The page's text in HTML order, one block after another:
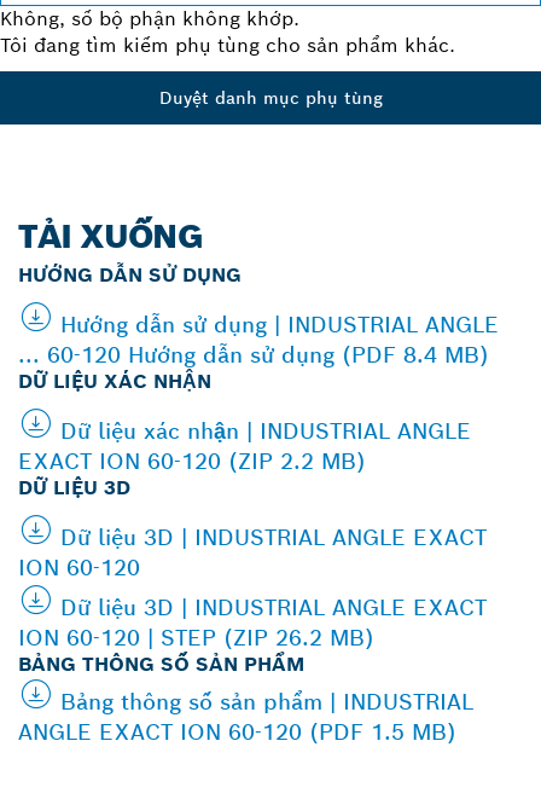
Không, số bộ phận không khớp.
Tôi đang tìm kiếm phụ tùng cho sản phẩm khác.
Duyệt danh mục phụ tùng
TẢI XUỐNG
HƯỚNG DẪN SỬ DỤNG
Hướng dẫn sử dụng | INDUSTRIAL ANGLE
... 60-120 Hướng dẫn sử dụng (PDF 8.4 MB)
DỮ LIỆU XÁC NHẬN
Dữ liệu xác nhận | INDUSTRIAL ANGLE
EXACT ION 60-120 (ZIP 2.2 MB)
DỮ LIỆU 3D
Dữ liệu 3D | INDUSTRIAL ANGLE EXACT
ION 60-120
Dữ liệu 3D | INDUSTRIAL ANGLE EXACT
ION 60-120 | STEP (ZIP 26.2 MB)
BẢNG THÔNG SỐ SẢN PHẨM
Bảng thông số sản phẩm | INDUSTRIAL
ANGLE EXACT ION 60-120 (PDF 1.5 MB)